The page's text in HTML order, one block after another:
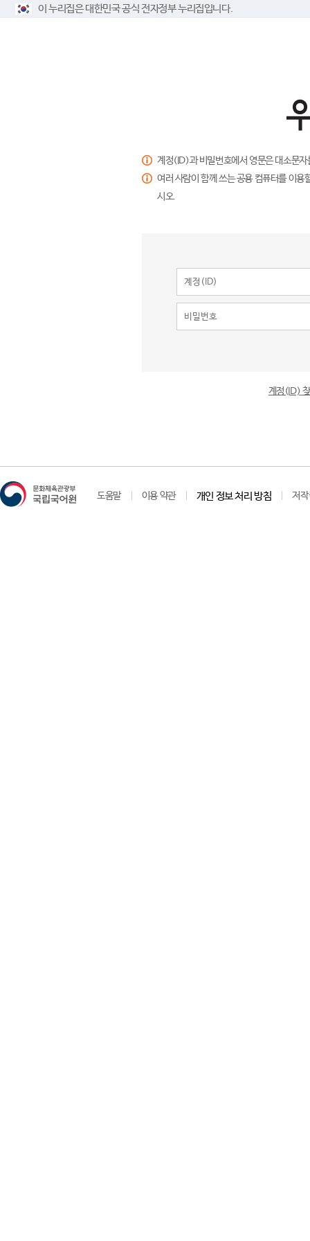
이 누리집은 대한민국 공식 전자정부 누리집입니다.
계정(ID)과 비밀번호에서 영문은 대소문
여러 사람이 함께 쓰는 공용 컴퓨터를 이
시오.
계정(ID)
도움말 이용 약관 개인 정보 처리 방침 저